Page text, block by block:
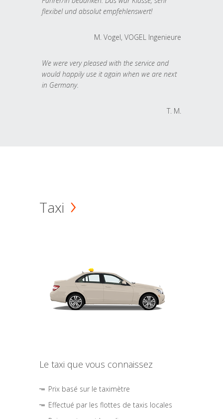
flexibel und absolut empfehlenswert!
M. Vogel, VOGEL Ingenieure
We were very pleased with the service and
would happily use it again when we are next
in Germany.
T. M.
Taxi
Le taxi que vous connaissez
Prix basé sur le taximètre
Effectué par les flottes de taxis locales